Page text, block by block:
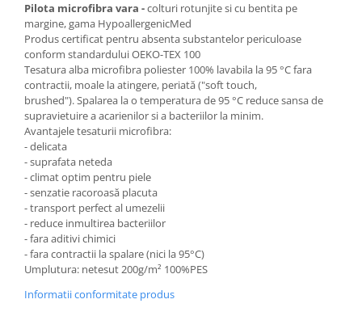
Pilota microfibra vara -colturi rotunjite si cu bentita pe
margine, gama HypoallergenicMed
Produs certificat pentru absenta substantelor periculoase
conform standardului OEKO-TEX 100
Tesatura alba microfibra poliester 100% lavabila la 95 °C fara
contractii, moale la atingere, periată ("soft touch,
brushed"). Spalarea la o temperatura de 95 °C reduce sansa de
supravietuire a acarienilor si a bacteriilor la minim.
Avantajele tesaturii microfibra:
- delicata
- suprafata neteda
- climat optim pentru piele
- senzatie racoroasă placuta
- transport perfect al umezelii
- reduce inmultirea bacteriilor
- fara aditivi chimici
- fara contractii la spalare (nici la 95°C)
Umplutura: netesut 200g/m² 100%PES
Informatii conformitate produs